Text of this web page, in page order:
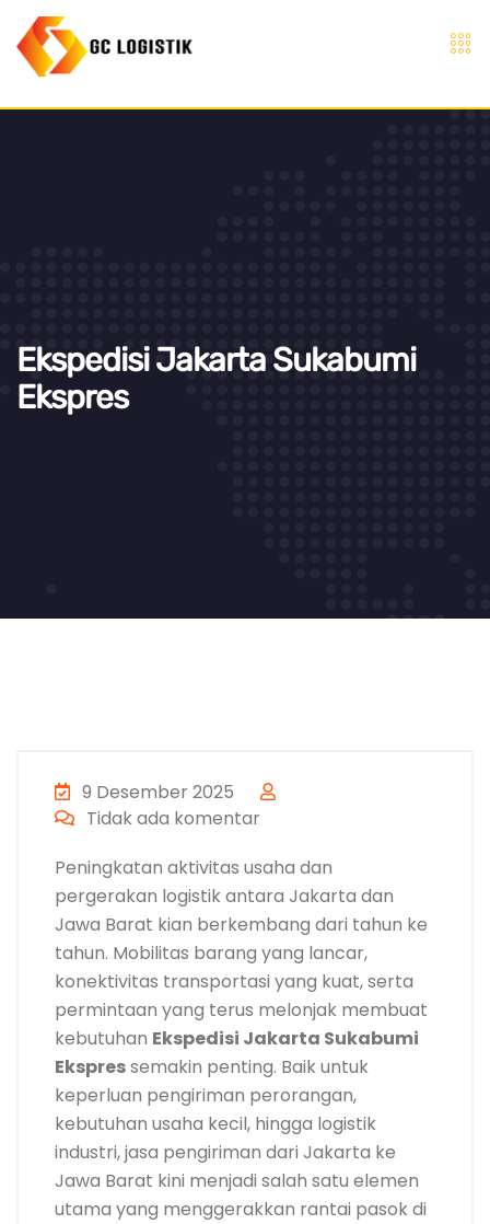
Ekspedisi Jakarta Sukabumi
Ekspres
9 Desember 2025
Tidak ada komentar
Peningkatan aktivitas usaha dan
pergerakan logistik antara Jakarta dan
Jawa Barat kian berkembang dari tahun ke
tahun. Mobilitas barang yang lancar,
konektivitas transportasi yang kuat, serta
permintaan yang terus melonjak membuat
kebutuhan Ekspedisi Jakarta Sukabumi
Ekspressemakin penting. Baik untuk
keperluan pengiriman perorangan,
kebutuhan usaha kecil, hingga logistik
industri, jasa pengiriman dari Jakarta ke
Jawa Barat kini menjadi salah satu elemen
utama yang menggerakkan rantai pasok di